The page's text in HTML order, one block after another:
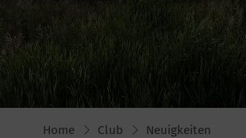
Home Club Neuigkeiten